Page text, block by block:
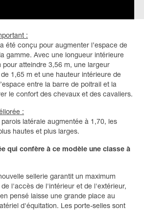
:
été conçu pour augmenter l’espace de
gamme. Avec une longueur intérieure
pour atteindre 3,56 m, une largeur
1,65 m et une hauteur intérieure de
entre la barre de poitrail et la
le confort des chevaux et des cavaliers.
:
latérale augmentée à 1,70, les
hautes et plus larges.
qui confère à ce modèle une classe à
sellerie garantit un maximum
l'accès de l'intérieur et de l'extérieur,
pensé laisse une grande place au
d'équitation. Les porte-selles sont